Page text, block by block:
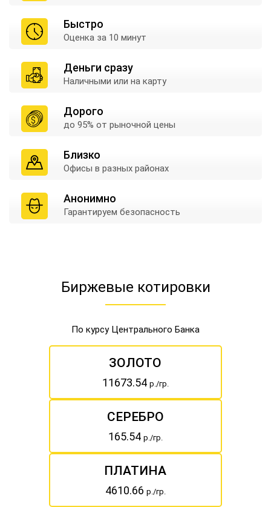
Быстро
Оценка за 10 минут
Деньги сразу
Наличными или на карту
Дорого
до 95% от рыночной цены
Близко
Офисы в разных районах
Анонимно
Гарантируем безопасность
Биржевые котировки
По курсу Центрального Банка
ЗОЛОТО
11673.54 р./гр.
СЕРЕБРО
165.54 р./гр.
ПЛАТИНА
4610.66 р./гр.